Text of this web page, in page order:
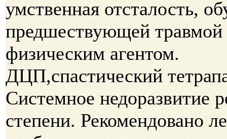
умственная отсталость,
предшествующей травмой
физическим агентом.
ДЦП,спастический
Системное недоразвитие
степени. Рекомендовано